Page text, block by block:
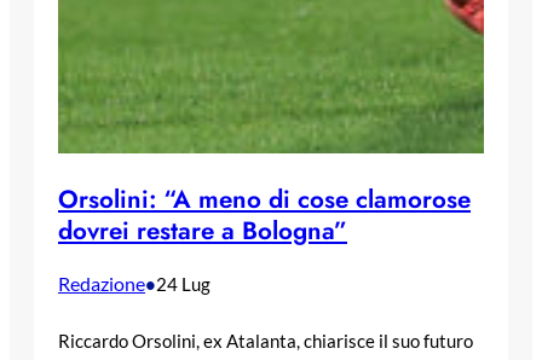
Orsolini: “A meno di cose clamorose
dovrei restare a Bologna”
Redazione•24 Lug
Riccardo Orsolini, ex Atalanta, chiarisce il suo futuro